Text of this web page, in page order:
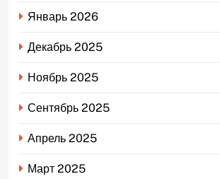
Январь 2026
Декабрь 2025
Ноябрь 2025
Сентябрь 2025
Апрель 2025
Март 2025